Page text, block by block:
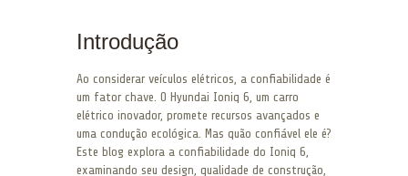
Introdução
Ao considerar veículos elétricos, a confiabilidade é
um fator chave. O Hyundai Ioniq 6, um carro
elétrico inovador, promete recursos avançados e
uma condução ecológica. Mas quão confiável ele é?
Este blog explora a confiabilidade do Ioniq 6,
examinando seu design, qualidade de construção,